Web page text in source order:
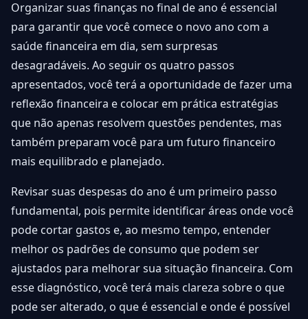
Organizar suas finanças no final de ano é essencial
para garantir que você comece o novo ano com a
saúde financeira em dia, sem surpresas
desagradáveis. Ao seguir os quatro passos
apresentados, você terá a oportunidade de fazer uma
reflexão financeira e colocar em prática estratégias
que não apenas resolvem questões pendentes, mas
também preparam você para um futuro financeiro
mais equilibrado e planejado.
Revisar suas despesas do ano é um primeiro passo
fundamental, pois permite identificar áreas onde você
pode cortar gastos e, ao mesmo tempo, entender
melhor os padrões de consumo que podem ser
ajustados para melhorar sua situação financeira. Com
esse diagnóstico, você terá mais clareza sobre o que
pode ser alterado, o que é essencial e onde é possível